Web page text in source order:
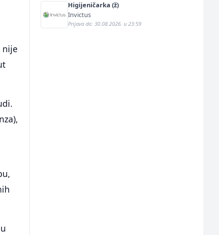
nije
Higijeničarka (ž)
Invictus
Prijava do: 30.08.2026. u 23:59